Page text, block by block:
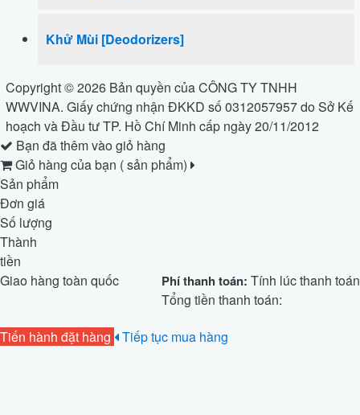
Khử Mùi [Deodorizers]
Copyright © 2026 Bản quyền của CÔNG TY TNHH
WWVINA. Giấy chứng nhận ĐKKD số 0312057957 do Sở Kế
hoạch và Đầu tư TP. Hồ Chí Minh cấp ngày 20/11/2012
Bạn đã thêmvào giỏ hàng
Giỏ hàng của bạn (sản phẩm)
Sản phẩm
Đơn giá
Số lượng
Thành
tiền
Giao hàng toàn quốc
Phí thanh toán: Tính lúc thanh toán
Tổng tiền thanh toán:
Tiến hành đặt hàng
Tiếp tục mua hàng